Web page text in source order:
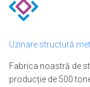
Uzinare structură
Fabrica noastră de
producție de 500